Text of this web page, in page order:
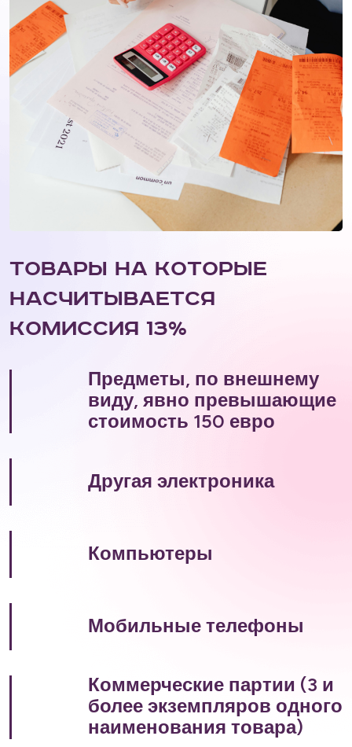
Товары на которые
насчитывается
комиссия 13%
Предметы, по внешнему
виду, явно превышающие
стоимость 150 евро
Другая электроника
Компьютеры
Мобильные телефоны
Коммерческие партии (3 и
более экземпляров одного
наименования товара)